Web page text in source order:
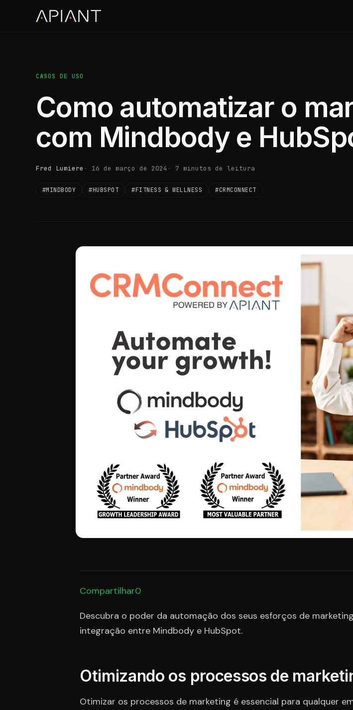
CASOS DE USO
Como automatizar o
com Mindbody e
Fred Lumiere 16 de março de 2024 7 minutos de leitura
#MINDBODY #HUBSPOT #FITNESS & WELLNESS #CRMCONNECT
Compartilhar0
Descubra o poder da automação dos seus esforços de
integração entre Mindbody e HubSpot.
Otimizando os processos de
Otimizar os processos de marketing é essencial para qualquer